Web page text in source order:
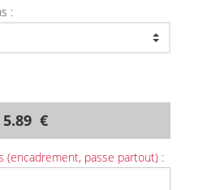
:
5.89 €
(encadrement, passe partout) :